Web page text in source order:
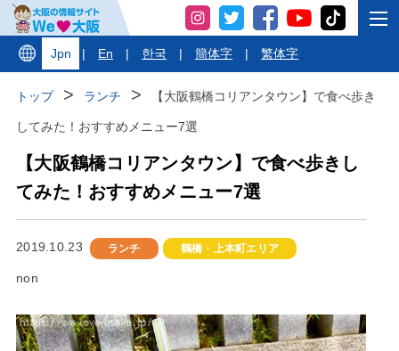
Jpn | En | 한국 | 簡体字 | 繁体字
トップ ランチ 【大阪鶴橋コリアンタウン】で食べ歩き
してみた！おすすめメニュー7選
【大阪鶴橋コリアンタウン】で食べ歩きし
てみた！おすすめメニュー7選
2019.10.23 ランチ 鶴橋・上本町エリア
non